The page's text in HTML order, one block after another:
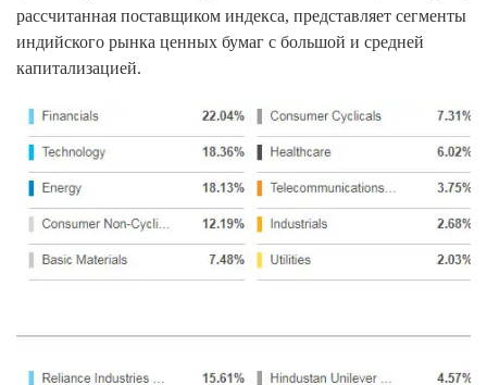
рассчитанная поставщиком индекса, представляет сегменты
индийского рынка ценных бумаг с большой и средней
капитализацией.